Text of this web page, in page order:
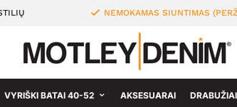
NEMOKAMAS SIUNTIMAS
VYRIŠKI BATAI 40-52 AKSESUARAI